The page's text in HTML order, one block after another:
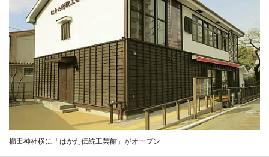
櫛田神社横に「はかた伝統工芸館」がオープン